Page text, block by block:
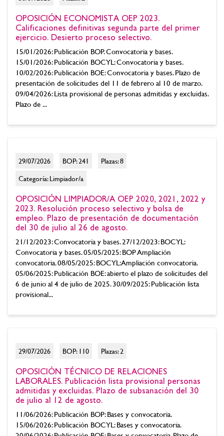
OPOSICIÓN ECONOMISTA OEP 2023.
Calificaciones definitivas segunda parte del primer
ejercicio. Desierto proceso selectivo.
15/01/2026: Publicación BOP. Convocatoria y bases.
15/01/2026: Publicación BOCYL: Convocatoria y bases.
10/02/2026: Publicación BOE: Convocatoria y bases. Plazo de
presentación de solicitudes del 11 de febrero al 10 de marzo.
09/04/2026: Lista provisional de personas admitidas y excluidas.
Plazo de ...
29/07/2026 BOP: 241
Plazas: 8
Categoría: Limpiador/a
OPOSICIÓN LIMPIADOR/A OEP 2020, 2021, 2022 y
2023. Resolución proceso selectivo y bolsa de
empleo. Plazo de presentación de documentación
del 30 de julio al 26 de agosto.
21/12/2023: Convocatoria y bases. 27/12/2023: BOCYL:
Convocatoria y bases. 05/05/2025: BOP Ampliación
convocatoria. 08/05/2025: BOCYL: Ampliación convocatoria.
05/06/2025: Publicación BOE: abierto el plazo de solicitudes del
6 de junio al 4 de julio de 2025. 30/09/2025: Publicación lista
provisional...
29/07/2026 BOP: 110 Plazas: 2
OPOSICIÓN TÉCNICO DE RELACIONES
LABORALES. Publicación lista provisional personas
admitidas y excluidas. Plazo de subsanación del 30
de julio al 12 de agosto.
11/06/2026: Publicación BOP: Bases y convocatoria.
15/06/2026: Publicación BOCYL: Bases y convocatoria.